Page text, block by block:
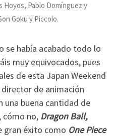
Hoyos, Pablo Domínguez y
Goku y Piccolo.
se había acabado todo lo
muy equivocados, pues
de esta Japan Weekend
director de animación
una buena cantidad de
cómo no, Dragon Ball,
gran éxito como One Piece